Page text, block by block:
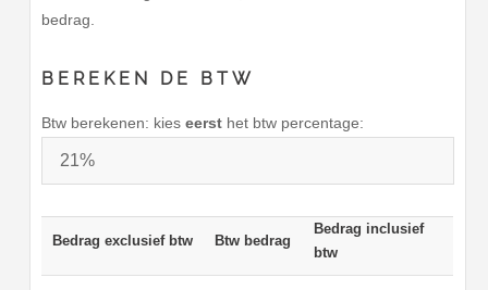
bedrag.
BEREKEN DE BTW
Btw berekenen: kieseerst het btw percentage:
Bedrag exclusief btw Btw bedrag
Bedrag inclusief
btw